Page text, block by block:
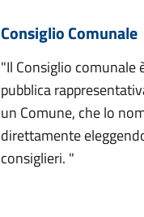
Consiglio Comunale
"Il Consiglio comunale
pubblica
un Comune, che lo
direttamente
consiglieri. "